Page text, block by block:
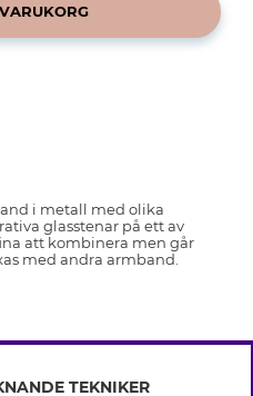
i metall med olika
glasstenar på ett av
att kombinera men går
med andra armband.
TEKNIKER